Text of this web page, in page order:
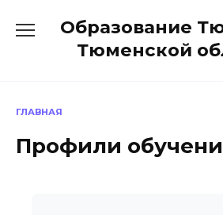
содержанию
Образование
Тюменской
ГЛАВНАЯ
Профили